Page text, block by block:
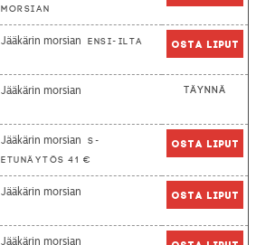
morsian
Jääkärin morsian Ensi-ilta Osta liput
Jääkärin morsian Täynnä
Jääkärin morsian
S-
etunäytös 41 €
Osta liput
Jääkärin morsian Osta liput
Jääkärin morsian